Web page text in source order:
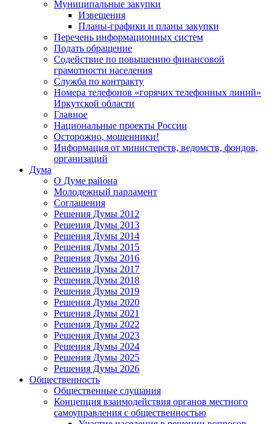
Муниципальные закупки
Извещения
Планы-графики и планы закупки
Перечень информационных систем
Подать обращение
Содействие по повышению финансовой
грамотности населения
Служба по контракту
Номера телефонов «горячих телефонных линий»
Иркутской области
Главное
Национальные проекты России
Осторожно, мошенники!
Информация от министерств, ведомств, фондов,
организаций
Дума
О Думе района
Молодежный парламент
Соглашения
Решения Думы 2012
Решения Думы 2013
Решения Думы 2014
Решения Думы 2015
Решения Думы 2016
Решения Думы 2017
Решения Думы 2018
Решения Думы 2019
Решения Думы 2020
Решения Думы 2021
Решения Думы 2022
Решения Думы 2023
Решения Думы 2024
Решения Думы 2025
Решения Думы 2026
Общественность
Общественные слушания
Концепция взаимодействия органов местного
самоуправления с общественностью